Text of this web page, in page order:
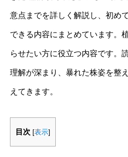
意点までを詳しく解説し、初め
できる内容にまとめています。
らせたい方に役立つ内容です。
理解が深まり、暴れた株姿を整
えてきます。
目次 [表示]